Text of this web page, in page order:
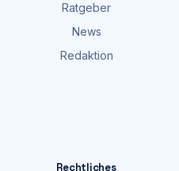
Ratgeber
News
Redaktion
Rechtliches